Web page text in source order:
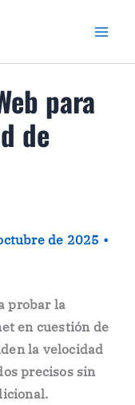
para
de
de 2025 •
probar la
en cuestión de
la velocidad
precisos sin